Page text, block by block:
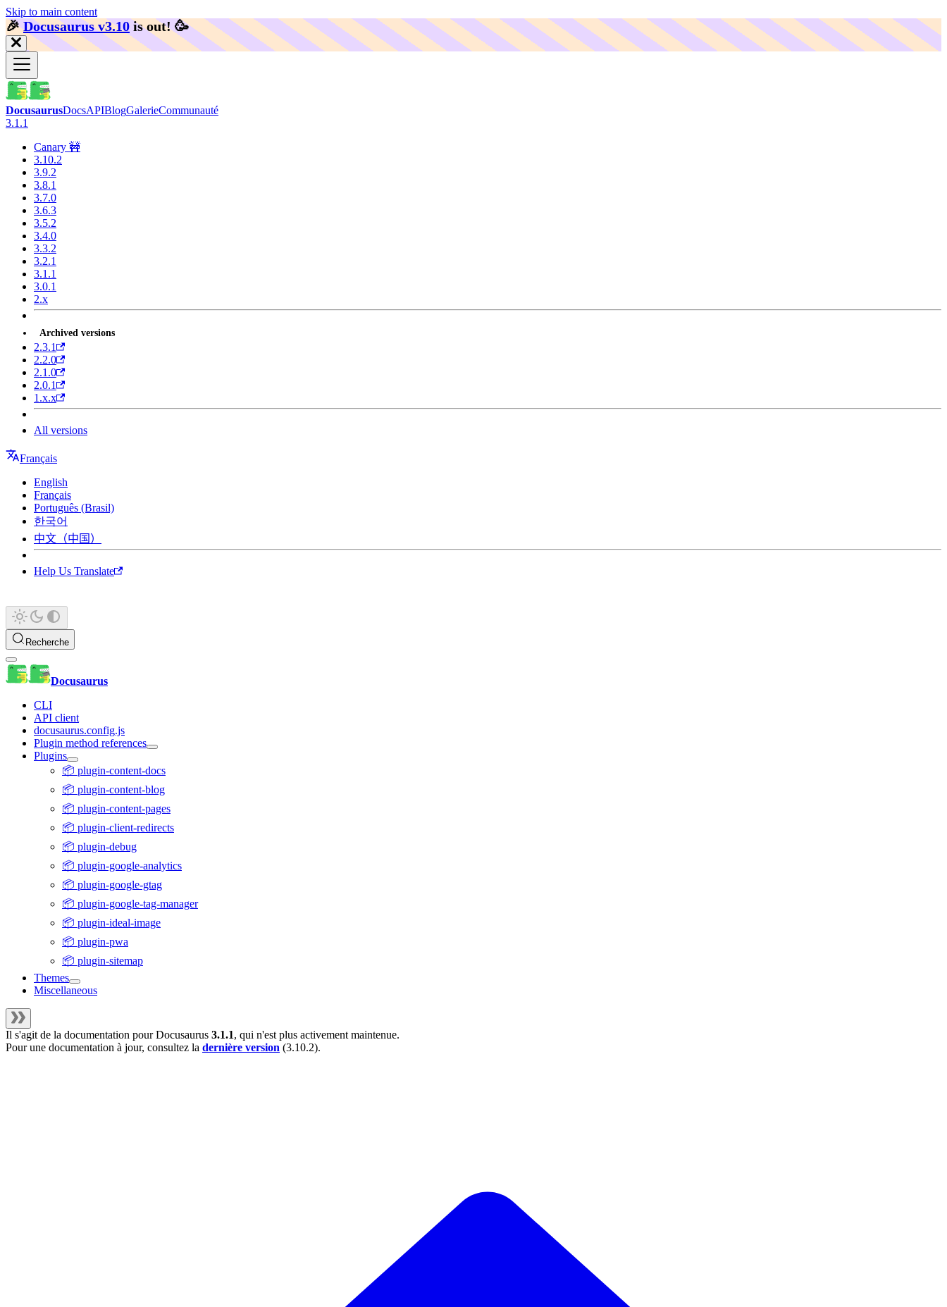
Skip to main content
🎉️Docusaurus v3.10 is out! 🥳️
DocusaurusDocsAPIBlogGalerieCommunauté
3.1.1
Canary 🚧
3.10.2
3.9.2
3.8.1
3.7.0
3.6.3
3.5.2
3.4.0
3.3.2
3.2.1
3.1.1
3.0.1
2.x
Archived versions
2.3.1
2.2.0
2.1.0
2.0.1
1.x.x
All versions
Français
English
Français
Português (Brasil)
한국어
中文（中国）
Help Us Translate
Recherche
Docusaurus
CLI
API client
docusaurus.config.js
Plugin method references
Plugins
📦 plugin-content-docs
📦 plugin-content-blog
📦 plugin-content-pages
📦 plugin-client-redirects
📦 plugin-debug
📦 plugin-google-analytics
📦 plugin-google-gtag
📦 plugin-google-tag-manager
📦 plugin-ideal-image
📦 plugin-pwa
📦 plugin-sitemap
Themes
Miscellaneous
Il s'agit de la documentation pourDocusaurus 3.1.1, qui n'est plus activement maintenue.
Pour une documentation à jour, consultez la dernière version (3.10.2).